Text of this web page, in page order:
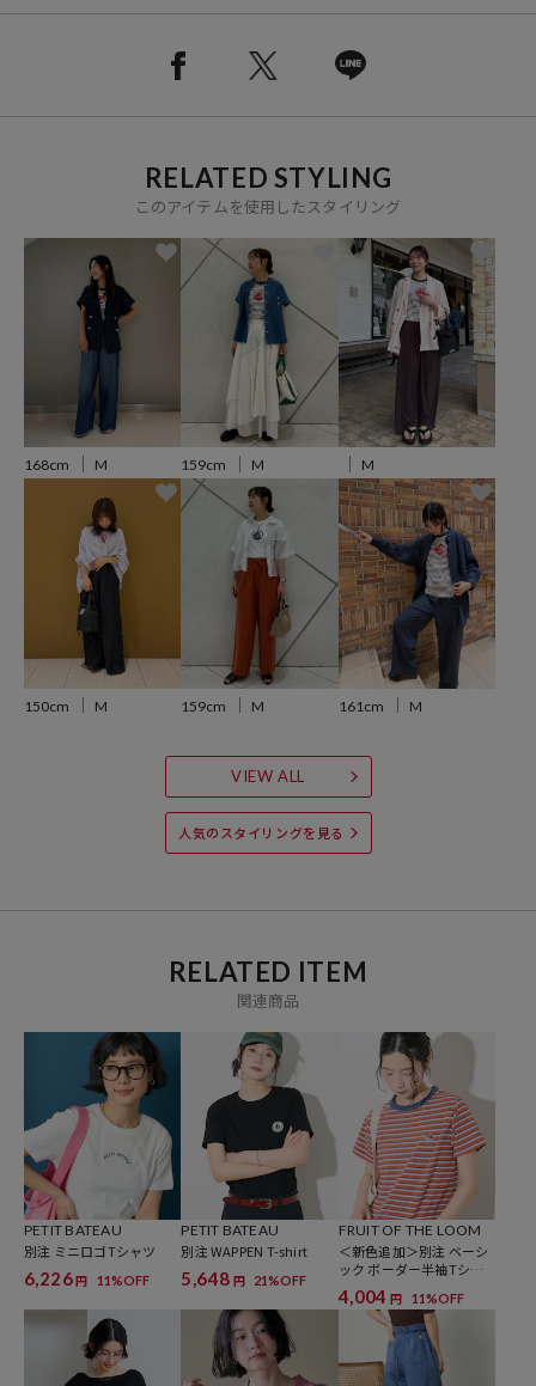
●アイコニックなPETIT BATEAUのロゴマークをフロッキー仕様であ
●ベーシックなシルエットで着回しやすく、カジュアルながらも大人
●綿100％のさらりとした着心地でデイリーに活躍し、幅広いスタイ
リングに取り入れやすいアイテム
よく体にフィットし、大人カジュアルにぴったりなきれいなシルエッ
トを演出
●さらりとした肌触りのコットンジャージ素材
環境に配慮したオーガニックコットンを使用
●メインにもインナーにも活躍するので、ワードローブに備えておき
たいアイテムです
おすすめのコーディネート
どんなボトムにも合わせられる万能Tシャツ。
使いやすいサイズ感、シルエットでどんなスタイリングにも活躍しま
着る人を選ばない春夏のマストアイテムです。
※こちらの商品は、弊社管理上のカラーを表記しております為、タグ
・オフホワイト：WHITE×NAV
※掲載画像の商品の色味は、屋外や屋内の光の照射や角度により実物
と色味が異なる場合がございます。また表示のサイズ感と実物は若干
※着用、お取り扱いの際は、商品についている品質表示とアテンショ
ンタグを必ずご確認下さい。
参考価格
※「参考価格」とは、Daytona Parkにおける対象商品の通常販売（先
行予約・先行割引は含まれません）開始時点の価格です。
ブランド説明
RELATED STYLING
このアイテムを使用したスタイリング
168cm M 159cm M M
150cm M 159cm M 161cm M
VIEW ALL
人気のスタイリングを見る
RELATED ITEM
関連商品
PETIT BATEAU
別注 ミニロゴTシャツ
6,226 円 11%OFF
PETIT BATEAU
別注 WAPPEN T-shirt
5,648 円 21%OFF
FRUIT OF THE LOOM
＜新色追加＞別注 ベーシ
ック ボーダー半袖Tシャ
ツ
4,004 円 11%OFF